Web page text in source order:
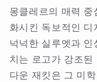
몽클레르의 매력
화시킨 독보적인
넉넉한 실루엣과
치는 로고가 강조된
다운 재킷은 그 미